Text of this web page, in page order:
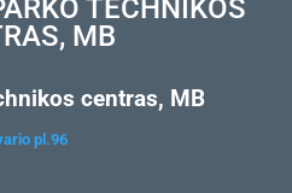
TECHNIKOS
MB
centras, MB
pl.96